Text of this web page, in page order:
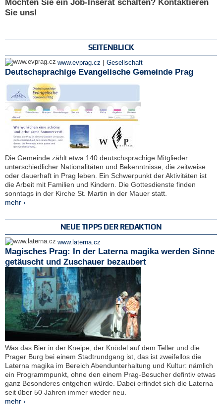
Möchten Sie ein Job-Inserat schalten? Kontaktieren
Sie uns!
SEITENBLICK
www.evprag.cz | Gesellschaft
Deutschsprachige Evangelische Gemeinde Prag
Die Gemeinde zählt etwa 140 deutschsprachige Mitglieder
unterschiedlicher Nationalitäten und Bekenntnisse, die zeitweise
oder dauerhaft in Prag leben. Ein Schwerpunkt der Aktivitäten ist
die Arbeit mit Familien und Kindern. Die Gottesdienste finden
sonntags in der Kirche St. Martin in der Mauer statt.
mehr ›
NEUE TIPPS DER REDAKTION
www.laterna.cz
Magisches Prag: In der Laterna magika werden Sinne
getäuscht und Zuschauer bezaubert
Was das Bier in der Kneipe, der Knödel auf dem Teller und die
Prager Burg bei einem Stadtrundgang ist, das ist zweifellos die
Laterna magika im Bereich Abendunterhaltung und Kultur: nämlich
ein Programmpunkt, ohne den einem Prag-Besucher defintiv etwas
ganz Besonderes entgehen würde. Dabei erfindet sich die Laterna
seit über 50 Jahren immer wieder neu.
mehr ›